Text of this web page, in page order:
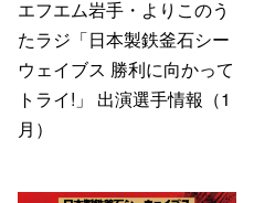
エフエム岩手・よりこのう
たラジ「日本製鉄釜石シー
ウェイブス 勝利に向かって
トライ!」 出演選手情報（1
月）